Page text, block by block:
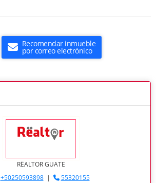
Recomendar inmueble
por correo electrónico
RËALTOR GUATE
+50250593898|
55320155